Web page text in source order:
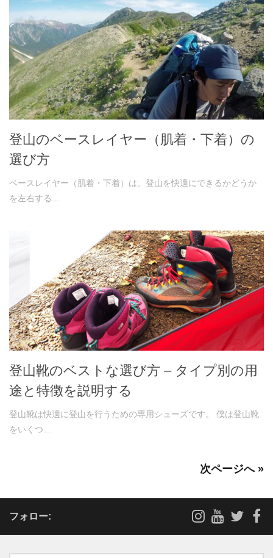
登山のベースレイヤー（肌着・下着）の
選び方
ベースレイヤー（肌着・下着）は、登山を快適にできるかどうか
を左右する...
登山靴のベストな選び方 – タイプ別の用
途と特徴を説明する
登山靴は快適に登山を行うための専用シューズです。 僕は登山靴
をいくつ...
次ページへ »
フォロー: